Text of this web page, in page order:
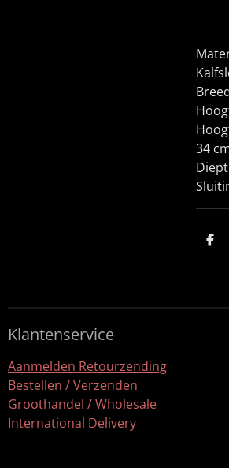
34
D
Klantenservice
Aanmelden Retourzending
Bestellen / Verzenden
Groothandel / Wholesale
International Delivery